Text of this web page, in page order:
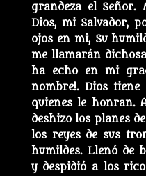
grandeza el
Dios, mi Salvador,
ojos en mi, Su
me llamarán
ha echo en mi
nombre!. Dios
quienes le honran.
deshizo los planes
los reyes de sus
humildes. Llenó de
y despidió a los